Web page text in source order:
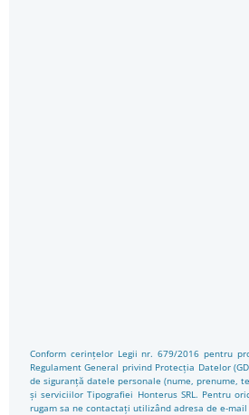
Conform cerințelor Legii nr. 679/2016 pentru
Regulament General privind Protecția Datelor
de siguranță datele personale (nume, prenume,
și serviciilor Tipografiei Honterus SRL. Pentru
rugam sa ne contactați utilizând adresa de e-